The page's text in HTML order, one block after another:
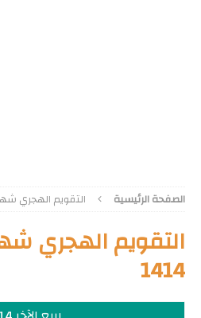
الصفحة الرئيسية التقويم الهجري شهر
التقويم الهجري
1414